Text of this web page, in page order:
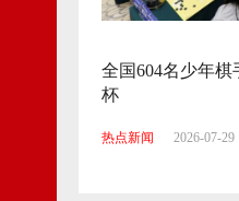
全国604名少年棋
杯
热点新闻 2026-07-29